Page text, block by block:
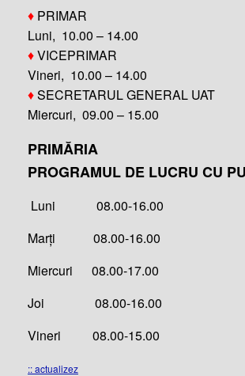
♦ PRIMAR
Luni, 10.00 – 14.00
♦VICEPRIMAR
Vineri, 10.00 – 14.00
♦SECRETARUL GENERAL UAT
Miercuri, 09.00 – 15.00
PRIMĂRIA
PROGRAMUL DE LUCRU CU
Luni 08.00-16.00
Marți 08.00-16.00
Miercuri 08.00-17.00
Joi 08.00-16.00
Vineri 08.00-15.00
:: actualizez